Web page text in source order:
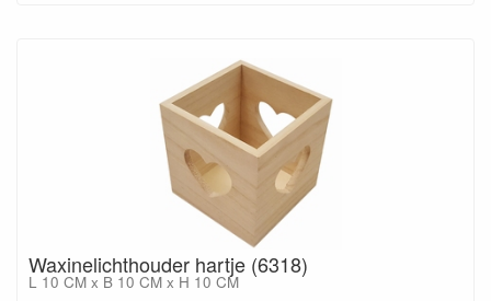
Waxinelichthouder hartje (6318)
L 10 CM x B 10 CM x H 10 CM